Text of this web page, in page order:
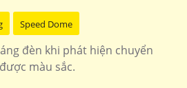
Speed Dome
đèn khi phát hiện chuyển
màu sắc.